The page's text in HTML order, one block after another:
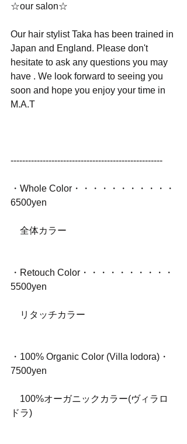
☆our salon☆
Our hair stylist Taka has been trained in
Japan and England. Please don't
hesitate to ask any questions you may
have . We look forward to seeing you
soon and hope you enjoy your time in
M.A.T
----------------------------------------------------
・Whole Color・・・・・・・・・・・
6500yen
全体カラー
・Retouch Color・・・・・・・・・・
5500yen
リタッチカラー
・100% Organic Color (Villa lodora)・
7500yen
100%オーガニックカラー(ヴィラロ
ドラ)